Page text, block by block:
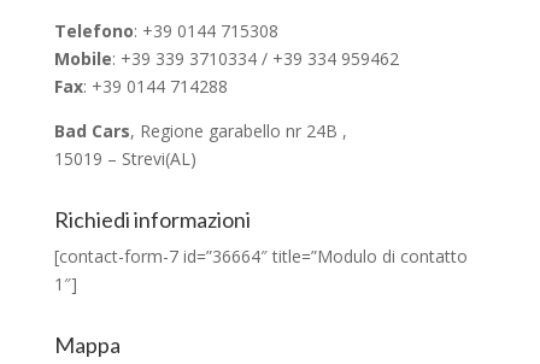
Telefono: +39 0144 715308
Mobile: +39 339 3710334 / +39 334 959462
Fax: +39 0144 714288
Bad Cars, Regione garabello nr 24B ,
15019 – Strevi(AL)
Richiedi informazioni
[contact-form-7 id=”36664″ title=”Modulo di contatto
1″]
Mappa